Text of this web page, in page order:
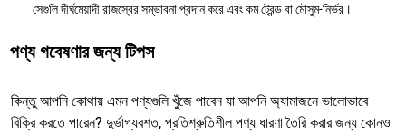
সেগুলি দীর্ঘমেয়াদী রাজস্বের সম্ভাবনা প্রদান করে এবং কম ট্রেন্ড বা মৌসুম-নির্ভর।
পণ্য গবেষণার জন্য টিপস
কিন্তু আপনি কোথায় এমন পণ্যগুলি খুঁজে পাবেন যা আপনি অ্যামাজনে ভালোভাবে
বিক্রি করতে পারেন? দুর্ভাগ্যবশত, প্রতিশ্রুতিশীল পণ্য ধারণা তৈরি করার জন্য কোনও